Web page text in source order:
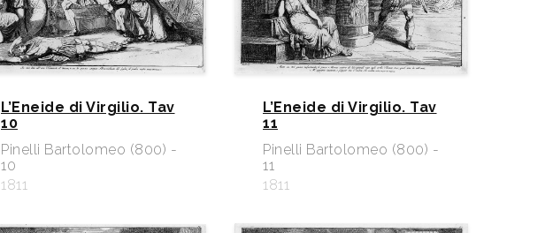
L’Eneide di Virgilio. Tav
10
Pinelli Bartolomeo (800) -
10
1811
L’Eneide di Virgilio. Tav
11
Pinelli Bartolomeo (800) -
11
1811